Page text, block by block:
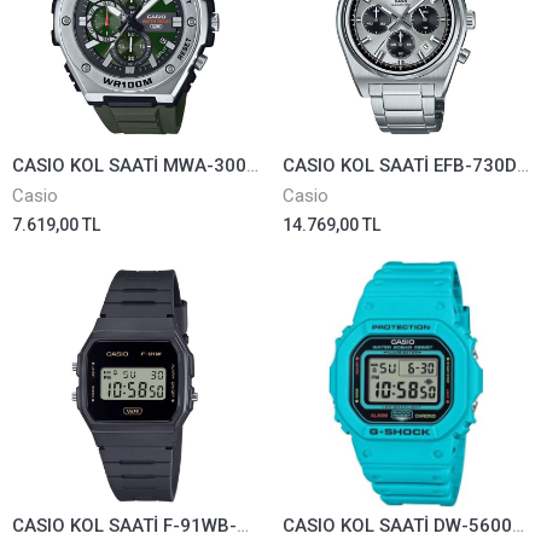
CASIO KOL SAATİ MWA-300H-3AVDF
Casio
7.619,00 TL
CASIO KOL SAATİ EFB-730D-7AVUDF
Casio
14.769,00 TL
CASIO KOL SAATİ F-91WB-8ADF CASIO KOL SAATİ DW-5600EP-2DR